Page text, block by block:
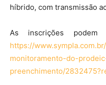
híbrido, com transmissão
As inscrições
https://
monitoramento-do-
preenchimento/